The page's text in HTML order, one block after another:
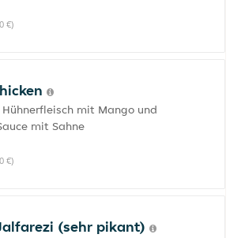
€)
mit Mango und
mit Sahne
€)
(sehr pikant)